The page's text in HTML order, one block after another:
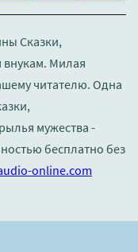
Сказки,
внукам. Милая
читателю. Одна
мужества -
бесплатно без
online.com